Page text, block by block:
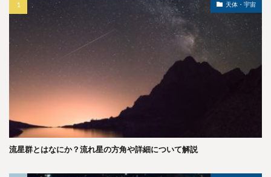
天体・宇宙
流星群とはなにか？流れ星の方角や詳細について解説